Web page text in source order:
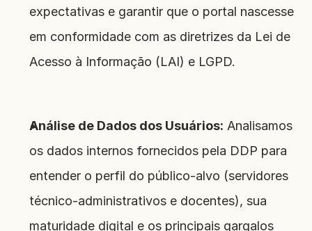
expectativas e garantir que o portal nascesse
em conformidade com as diretrizes da Lei de
Acesso à Informação (LAI) e LGPD.
Análise de Dados dos Usuários: Analisamos
os dados internos fornecidos pela DDP para
entender o perfil do público-alvo (servidores
técnico-administrativos e docentes), sua
maturidade digital e os principais gargalos